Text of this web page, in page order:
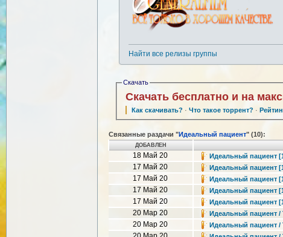
Найти все релизы группы
Скачать
Скачать бесплатно и на
Как скачивать? ·Что такое торрент? ·
Связанные раздачи "Идеальный пациент" (10):
ДОБАВЛЕН
18 Май 20 Идеальный пациент
17 Май 20
Идеальный пациент
17 Май 20
Идеальный пациент
17 Май 20
Идеальный пациент
17 Май 20
Идеальный пациент
20 Мар 20
Идеальный пациент /
20 Мар 20
Идеальный пациент /